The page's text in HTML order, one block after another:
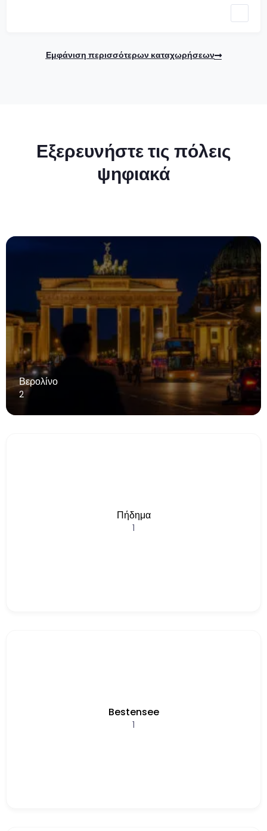
Εμφάνιση περισσότερων καταχωρήσεων
Εξερευνήστε τις πόλεις
ψηφιακά
Βερολίνο
2
Πήδημα
1
Bestensee
1